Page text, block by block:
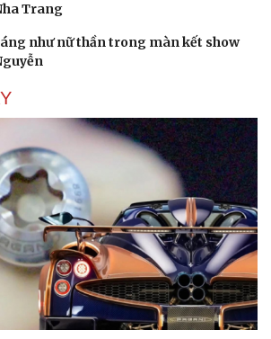
Trang
như nữ thần trong màn kết show